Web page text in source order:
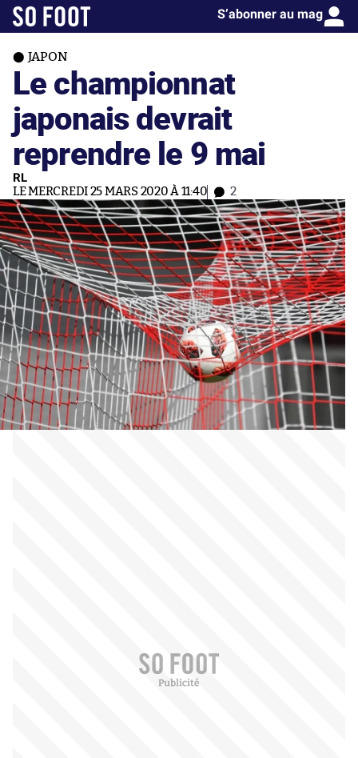
S’abonner au mag
JAPON
Le championnat
japonais devrait
reprendre le 9 mai
RL
LE MERCREDI 25 MARS 2020 À 11:40 2